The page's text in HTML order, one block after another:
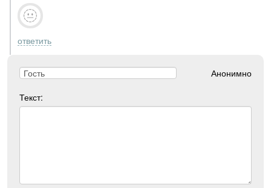
ответить
Анонимно
Текст: